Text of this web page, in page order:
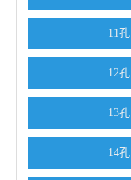
11孔
12孔
13孔
14孔